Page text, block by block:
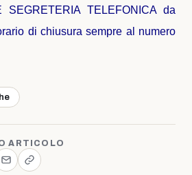
TELEFONICA da
di chiusura sempre al numero
ARTICOLO